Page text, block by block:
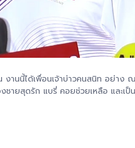
นนี้ได้เพื่อนเจ้าบ่าวคนสนิท อย่าง
ยสุดรัก แบรี่ คอยช่วยเหลือ และเป็